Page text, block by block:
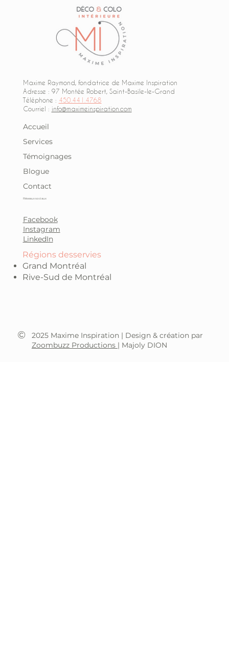
Maxime Raymond, fondatrice de Maxime Inspiration
Adresse : 97 Montée Robert, Saint-Basile-le-Grand
Téléphone : 450.441.4768
Courriel : info@maximeinspiration.com
Accueil
Services
Témoignages
Blogue
Contact
Réseaux sociaux
Facebook
Instagram
LinkedIn
Régions desservies
Grand Montréal
Rive-Sud de Montréal
©
2025 Maxime Inspiration | Design & création par
Zoombuzz Productions | Majoly DION